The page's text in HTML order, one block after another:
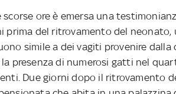
scorse ore è emersa una
prima del ritrovamento del
simile a dei vagiti provenire
presenza di numerosi gatti nel
Due giorni dopo il ritrovamento